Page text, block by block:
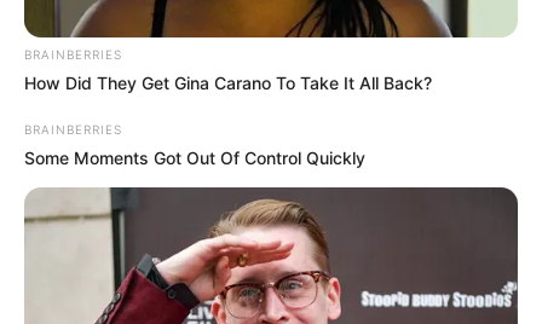
BRAINBERRIES
How Did They Get Gina Carano To Take It All Back?
BRAINBERRIES
Some Moments Got Out Of Control Quickly